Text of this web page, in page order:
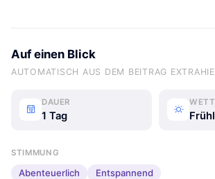
Auf einen Blick
AUTOMATISCH AUS DEM BEITRAG
DAUER
1 Tag
STIMMUNG
Abenteuerlich Entspannend